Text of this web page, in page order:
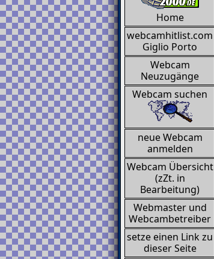
Home
webcamhitlist.com
Giglio Porto
Webcam
Neuzugänge
Webcam suchen
neue Webcam
anmelden
Webcam Übersicht
(zZt. in
Bearbeitung)
Webmaster und
Webcambetreiber
setze einen Link zu
dieser Seite